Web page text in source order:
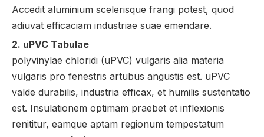
Accedit aluminium scelerisque frangi potest, quod
adiuvat efficaciam industriae suae emendare.
2. uPVC Tabulae
polyvinylae chloridi (uPVC) vulgaris alia materia
vulgaris pro fenestris artubus angustis est. uPVC
valde durabilis, industria efficax, et humilis sustentatio
est. Insulationem optimam praebet et inflexionis
renititur, eamque aptam regionum tempestatum